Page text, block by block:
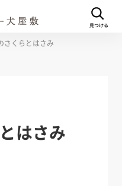
さくらとはさみ
はさみ